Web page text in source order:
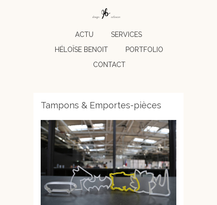
ACTU
SERVICES
HÉLOÏSE BENOIT
PORTFOLIO
CONTACT
Tampons & Emportes-pièces